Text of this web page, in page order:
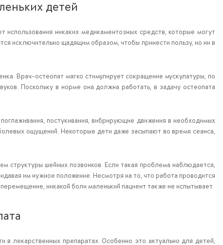
детей
никаких медикаментозных средств, которые могут
исключительно щадящим образом, чтобы принести пользу, но ни в
Врач-остеопат мягко стимулирует сокращение мускулатуры, по
Поскольку в норме она должна работать, в задачу остеопата
постукивания, вибрирующие движения в необходимых
ощущений. Некоторые дети даже засыпают во время сеанса,
структуры шейных позвонков. Если такая проблема наблюдается,
им нужное положение. Несмотря на то, что работа проводится
никакой боли маленький пациент также не испытывает.
в лекарственных препаратах. Особенно это актуально для детей,